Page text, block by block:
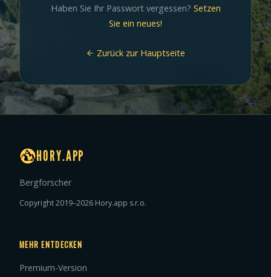
Haben Sie Ihr Passwort vergessen? Setzen
Sie ein neues!
Zurück zur Hauptseite
HORY.APP
Bergforscher
Copyright 2019–2026 Hory.app s.r.o.
MEHR ENTDECKEN
Premium-Version